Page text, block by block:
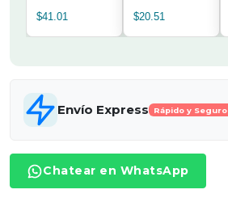
$41.01 $20.51
Envío Express Rápido y Seguro
Chatear en WhatsApp